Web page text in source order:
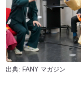
出典: FANY マガジン